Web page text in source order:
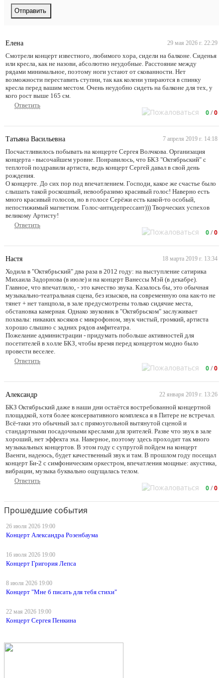
Елена 29 мая 2026 г. 22:29
Смотрели концерт известного, любимого хора, сидели на балконе. Сиденья
или кресла, как не назови, абсолютно неудобные. Расстояние между
рядами минимальное, поэтому ноги устают от скованности. Нет
возможности переставить ступни, так как колени упираются в спинку
кресла перед вашим местом. Очень неудобно сидеть на балконе для тех, у
кого рост выше 165 см.
Ответить
0/0
Татьяна Васильевна 7 апреля 2019 г. 14:18
Посчастливилось побывать на концерте Сергея Волчкова. Организация
концерта - высочайшем уровне. Понравилось, что БКЗ "Октябрьский" с
теплотой поздравили артиста, ведь концерт Сергей давал в свой день
рождения.
О концерте. До сих пор под впечатлением. Господи, какое же счастье было
слышать такой роскошный, невообразимо красивый голос! Наверно есть
много красивый голосов, но в голосе Серёжи есть какой-то особый,
непостижимый магнетизм. Голос-антидепрессант))) Творческих успехов
великому Артисту!
Ответить
0/0
Настя 18 марта 2019 г. 13:34
Ходила в "Октябрьский" два раза в 2012 году: на выступление сатирика
Михаила Задорнова (в июле) и на концерт Ванессы Мэй (в декабре).
Главное, что впечатлило, - это качество звука. Казалось бы, это обычная
музыкально-театральная сцена, без изысков, на современную она как-то не
тянет + нет танцпола, в зале предусмотрены только сидячие места,
обстановка камерная. Однако звуковик в "Октябрьском" заслуживает
похвалы: никаких косяков с микрофоном, звук чистый, громкий, артиста
хорошо слышно с задних рядов амфитеатра.
Пожелание администрации - придумать побольше активностей для
посетителей в холле БКЗ, чтобы время перед концертом модно было
провести веселее.
Ответить
0/0
Александр 22 января 2019 г. 13:26
БКЗ Октябрьский даже в наши дни остаётся востребованной концертной
площадкой, хотя более консервативного комплекса я в Питере не встречал.
Всё-таки это обычный зал с прямоугольной вытянутой сценой и
стандартными посадочными креслами для зрителей. Разве что звук в зале
хороший, нет эффекта эха. Наверное, поэтому здесь проходит так много
музыкальных концертов. В этом году с супругой пойдем на концерт
Ваенги, надеюсь, будет качественный звук и там. В прошлом году посещал
концерт Би-2 с симфоническим оркестром, впечатления мощные: акустика,
вибрации, музыка буквально ощущалась телом.
Ответить
0/0
Прошедшие события
26 июля 2026 19:00
Концерт Александра Розенбаума
16 июля 2026 19:00
Концерт Григория Лепса
8 июля 2026 19:00
Концерт "Мне б писать для тебя стихи"
22 мая 2026 19:00
Концерт Сергея Пенкина